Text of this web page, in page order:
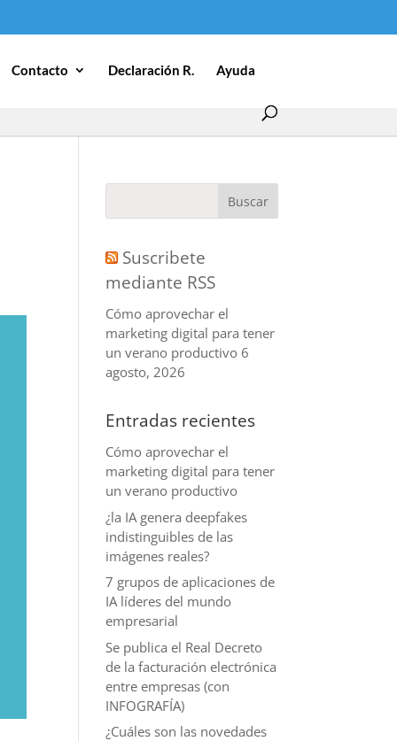
Contacto Declaración R. Ayuda
Suscribete
mediante RSS
Cómo aprovechar el
marketing digital para tener
un verano productivo 6
agosto, 2026
Entradas recientes
Cómo aprovechar el
marketing digital para tener
un verano productivo
¿la IA genera deepfakes
indistinguibles de las
imágenes reales?
7 grupos de aplicaciones de
IA líderes del mundo
empresarial
Se publica el Real Decreto
de la facturación electrónica
entre empresas (con
INFOGRAFÍA)
¿Cuáles son las novedades